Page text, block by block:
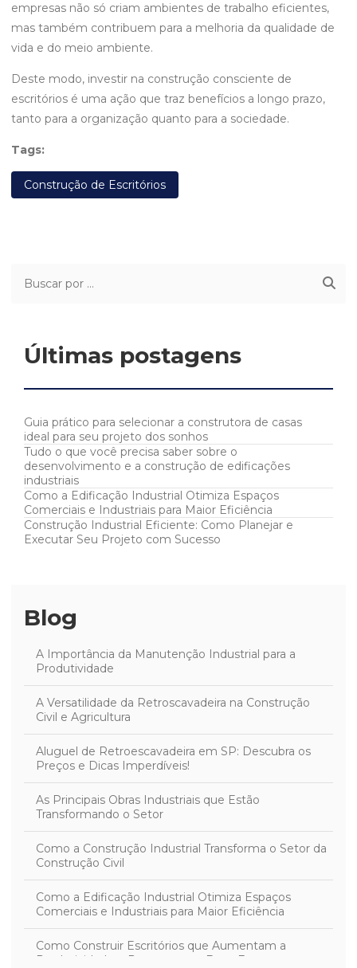
empresas não só criam ambientes de trabalho eficientes,
mas também contribuem para a melhoria da qualidade de
vida e do meio ambiente.
Deste modo, investir na construção consciente de
escritórios é uma ação que traz benefícios a longo prazo,
tanto para a organização quanto para a sociedade.
Tags:
Construção de Escritórios
Últimas postagens
Guia prático para selecionar a construtora de casas
ideal para seu projeto dos sonhos
Tudo o que você precisa saber sobre o
desenvolvimento e a construção de edificações
industriais
Como a Edificação Industrial Otimiza Espaços
Comerciais e Industriais para Maior Eficiência
Construção Industrial Eficiente: Como Planejar e
Executar Seu Projeto com Sucesso
Blog
A Importância da Manutenção Industrial para a
Produtividade
A Versatilidade da Retroscavadeira na Construção
Civil e Agricultura
Aluguel de Retroescavadeira em SP: Descubra os
Preços e Dicas Imperdíveis!
As Principais Obras Industriais que Estão
Transformando o Setor
Como a Construção Industrial Transforma o Setor da
Construção Civil
Como a Edificação Industrial Otimiza Espaços
Comerciais e Industriais para Maior Eficiência
Como Construir Escritórios que Aumentam a
Produtividade e Promovem o Bem-Estar